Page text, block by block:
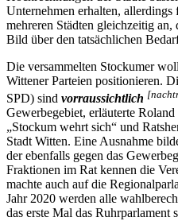
Unternehmen erhalten,
mehreren Städten gleichzeitig an,
Bild über den tatsächlichen
Die versammelten Stockumer
Wittener Parteien positionieren.
SPD) sind vorraussichtlich
Gewerbegebiet, erläuterte
„Stockum wehrt sich“ und
Stadt Witten. Eine Ausnahme
der ebenfalls gegen das
Fraktionen im Rat kennen die
machte auch auf die
Jahr 2020 werden alle
das erste Mal das Ruhrparlament